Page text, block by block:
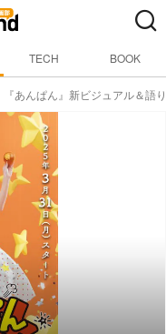
TECH BOOK
『あんぱん』新ビジュアル＆語